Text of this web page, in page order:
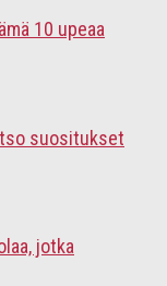
10 upeaa
suositukset
jotka